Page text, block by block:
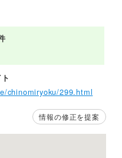
chinomiryoku/299.html
情報の修正を提案